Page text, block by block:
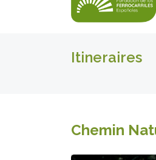
Itineraires
Chemin